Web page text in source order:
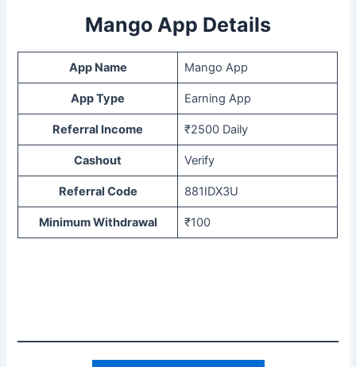
Mango App Details
App Name Mango App
App Type Earning App
Referral Income ₹2500 Daily
Cashout Verify
Referral Code 881IDX3U
Minimum Withdrawal ₹100